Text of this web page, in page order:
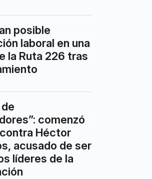
posible
laboral en una
la Ruta 226 tras
comenzó
Héctor
acusado de ser
líderes de la